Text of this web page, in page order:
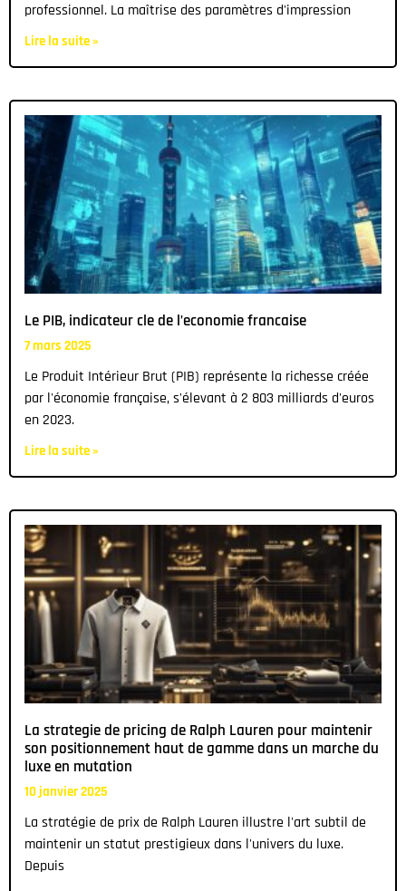
professionnel. La maîtrise des paramètres d'impression
Lire la suite »
Le PIB, indicateur cle de l’economie francaise
7 mars 2025
Le Produit Intérieur Brut (PIB) représente la richesse créée
par l'économie française, s'élevant à 2 803 milliards d'euros
en 2023.
Lire la suite »
La strategie de pricing de Ralph Lauren pour maintenir
son positionnement haut de gamme dans un marche du
luxe en mutation
10 janvier 2025
La stratégie de prix de Ralph Lauren illustre l'art subtil de
maintenir un statut prestigieux dans l'univers du luxe.
Depuis